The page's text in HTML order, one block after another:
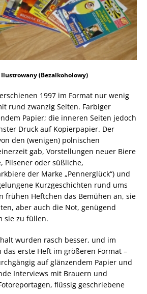
Ilustrowany (Bezalkoholowy)
1997 im Format nur wenig
rund zwanzig Seiten. Farbiger
Papier; die inneren Seiten jedoch
Druck auf Kopierpapier. Der
den (wenigen) polnischen
gab, Vorstellungen neuer Biere
Pilsener oder süßliche,
der Marke „Pennerglück“) und
Kurzgeschichten rund ums
frühen Heftchen das Bemühen an, sie
aber auch die Not, genügend
sie zu füllen.
wurden rasch besser, und im
das erste Heft im größeren Format –
auf glänzendem Papier und
Interviews mit Brauern und
flüssig geschriebene